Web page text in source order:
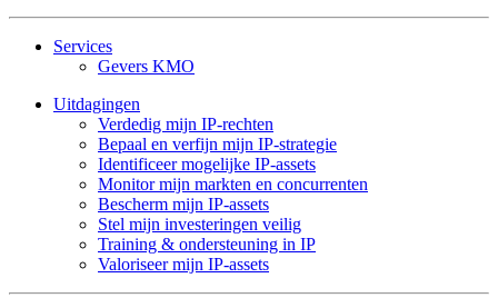
Services
Gevers KMO
Uitdagingen
Verdedig mijn IP-rechten
Bepaal en verfijn mijn IP-strategie
Identificeer mogelijke IP-assets
Monitor mijn markten en concurrenten
Bescherm mijn IP-assets
Stel mijn investeringen veilig
Training & ondersteuning in IP
Valoriseer mijn IP-assets